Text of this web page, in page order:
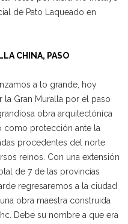
de Pato Laqueado en
CHINA, PASO
a lo grande, hoy
Gran Muralla por el paso
obra arquitectónica
como protección ante la
procedentes del norte
reinos. Con una extensión
de 7 de las provincias
regresaremos a la ciudad
obra maestra construida
Debe su nombre a que era